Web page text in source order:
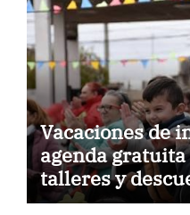
Vacaciones de
agenda gratuita
talleres y
gastronomía